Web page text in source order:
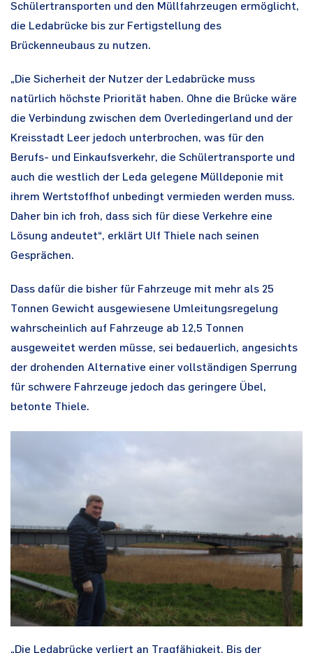
Schülertransporten und den Müllfahrzeugen ermöglicht,
die Ledabrücke bis zur Fertigstellung des
Brückenneubaus zu nutzen.
„Die Sicherheit der Nutzer der Ledabrücke muss
natürlich höchste Priorität haben. Ohne die Brücke wäre
die Verbindung zwischen dem Overledingerland und der
Kreisstadt Leer jedoch unterbrochen, was für den
Berufs- und Einkaufsverkehr, die Schülertransporte und
auch die westlich der Leda gelegene Mülldeponie mit
ihrem Wertstoffhof unbedingt vermieden werden muss.
Daher bin ich froh, dass sich für diese Verkehre eine
Lösung andeutet“, erklärt Ulf Thiele nach seinen
Gesprächen.
Dass dafür die bisher für Fahrzeuge mit mehr als 25
Tonnen Gewicht ausgewiesene Umleitungsregelung
wahrscheinlich auf Fahrzeuge ab 12,5 Tonnen
ausgeweitet werden müsse, sei bedauerlich, angesichts
der drohenden Alternative einer vollständigen Sperrung
für schwere Fahrzeuge jedoch das geringere Übel,
betonte Thiele.
„Die Ledabrücke verliert an Tragfähigkeit. Bis der